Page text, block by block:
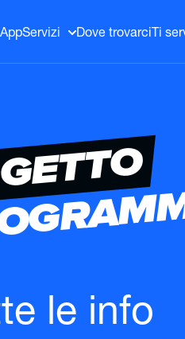
AppServizi Dove trovarci Ti
le info